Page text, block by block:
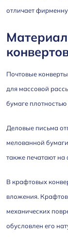
отличает
Почтовые
для массовой
бумаге
Деловые письма
мелованной
также печатают
В крафтовых
вложения.
механических
обусловлен его